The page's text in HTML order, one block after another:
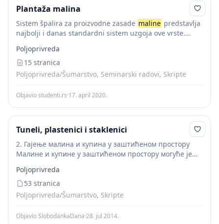
Plantaža malina
Sistem špalira za proizvodne zasade maline predstavlja
najbolji i danas standardni sistem uzgoja ove vrste.
obezbjeđuje visoke prinose i dobar kvalitet ubranih
plodova. Rastojanja...
Poljoprivreda
15 stranica
Poljoprivreda/Šumarstvo, Seminarski radovi, Skripte
Objavio studenti.rs·17. april 2020.
Tuneli, plastenici i staklenici
2. Гајење малина и купина у заштићеном простору
Малине и купине у заштићеном простору могуће је
гајења овог воћа је у могућности да се...
Poljoprivreda
53 stranica
Poljoprivreda/Šumarstvo, Skripte
Objavio SlobodankaDana·28. jul 2014.